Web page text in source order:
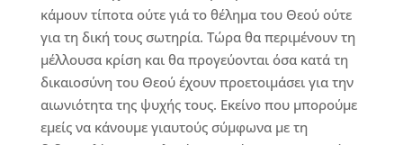
κάμουν τίποτα ούτε γιά το θέλημα του Θεού ούτε
για τη δική τους σωτηρία. Τώρα θα περιμένουν τη
μέλλουσα κρίση και θα προγεύονται όσα κατά τη
δικαιοσύνη του Θεού έχουν προετοιμάσει για την
αιωνιότητα της ψυχής τους. Εκείνο που μπορούμε
εμείς να κάνουμε γιαυτούς σύμφωνα με τη